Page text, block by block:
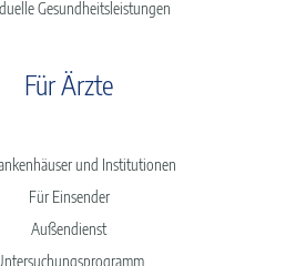
Gesundheitsleistungen
Für Ärzte
und Institutionen
Für Einsender
Außendienst